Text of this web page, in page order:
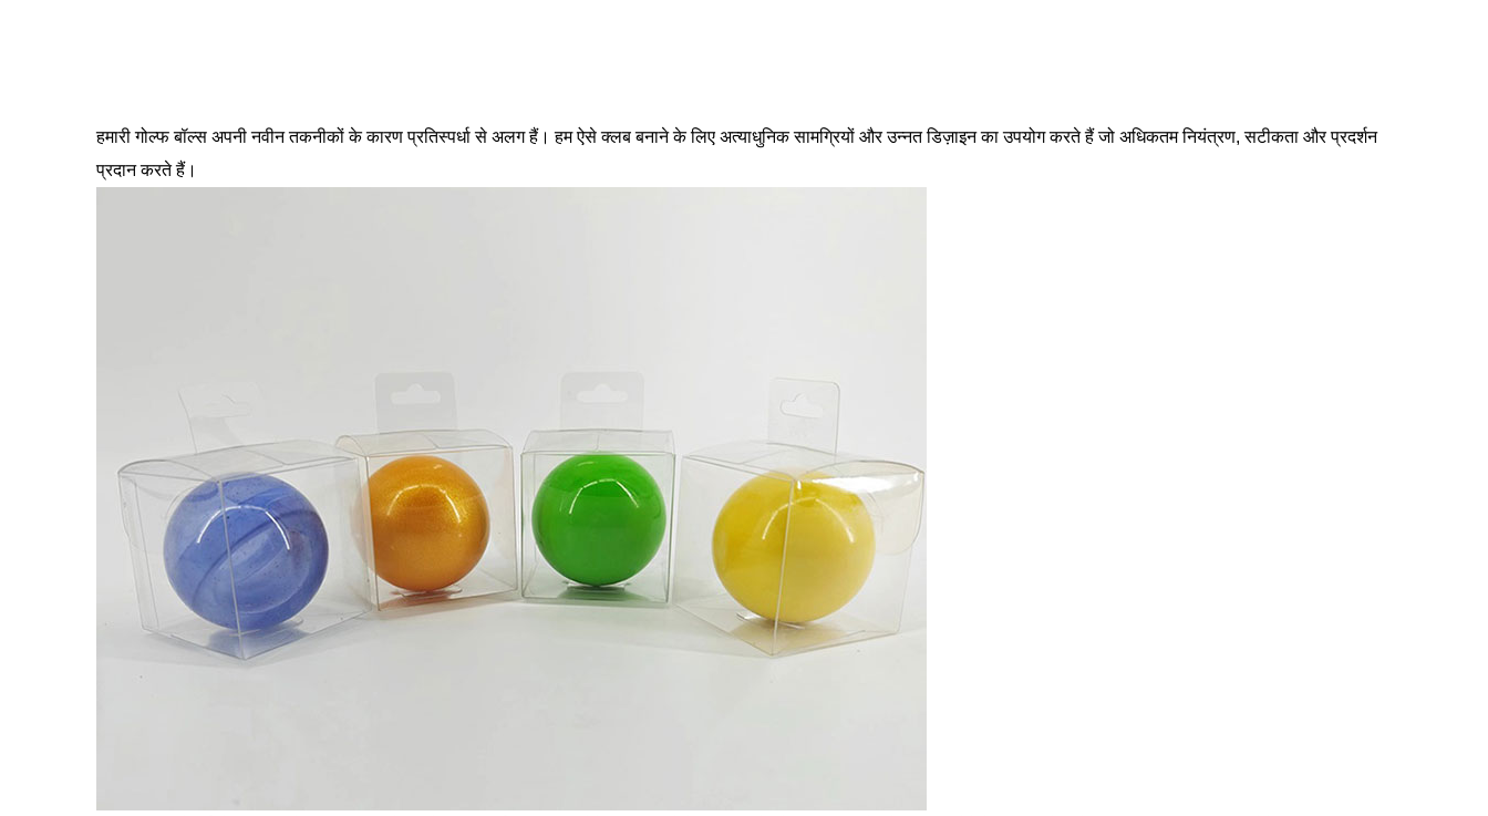
हमारी गोल्फ बॉल्स अपनी नवीन तकनीकों के कारण प्रतिस्पर्धा से अलग हैं। हम ऐसे क्लब बनाने के लिए अत्याधुनिक सामग्रियों और उन्नत डिज़ाइन का उपयोग करते हैं जो अधिकतम नियंत्रण, सटीकता और प्रदर्शन
प्रदान करते हैं।